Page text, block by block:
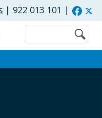
| 922 013 101 |
Buscar